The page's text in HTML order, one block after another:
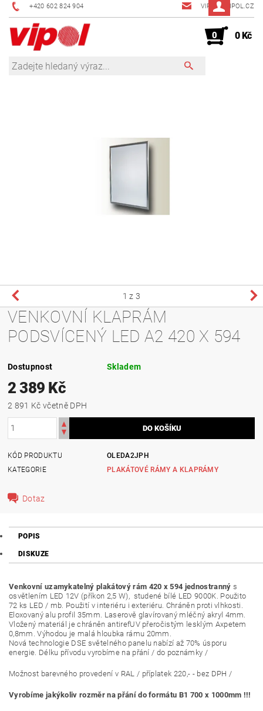
+420 602 824 904 VIPOL@VIPOL.CZ
0 0 Kč
1 z 3
VENKOVNÍ KLAPRÁM
PODSVÍCENÝ LED A2 420 X 594
Dostupnost Skladem
2 389 Kč
2 891 Kč včetně DPH
KÓD PRODUKTU
OLEDA2JPH
KATEGORIE
PLAKÁTOVÉ RÁMY A KLAPRÁMY
Dotaz
POPIS
DISKUZE
Venkovní uzamykatelný plakátový rám 420 x 594 jednostranný s
osvětlením LED 12V (příkon 2,5 W), studené bílé LED 9000K. Použito
72 ks LED / mb. Použití v interiéru i exteriéru. Chráněn proti vlhkosti.
Eloxovaný alu profil 35mm. Laserově glavírovaný mléčný akryl 4mm.
Vložený materiál je chráněn antirefUV přeročistým lesklým Axpetem
0,8mm. Výhodou je malá hloubka rámu 20mm.
Nová technologie DSE světelného panelu nabízí až 70% úsporu
energie. Délku přívodu vyrobíme na přání / do poznámky /
Možnost barevného provedení v RAL / příplatek 220,- - bez DPH /
Vyrobíme jakýkoliv rozměr na přání do formátu B1 700 x 1000mm !!!